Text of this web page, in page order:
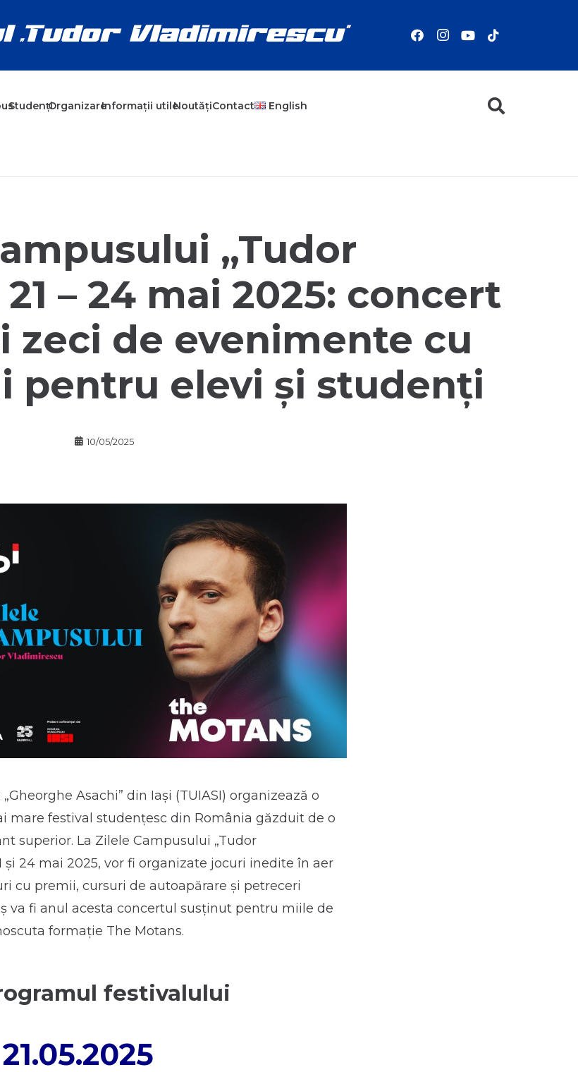
StudențiOrganizareInformații utileNoutățiContact English
„Tudor
– 24 mai 2025: concert
zeci de evenimente cu
pentru elevi și studenți
10/05/2025
Asachi” din Iași (TUIASI) organizează o
mare festival studențesc din România găzduit de o
superior. La Zilele Campusului „Tudor
și 24 mai 2025, vor fi organizate jocuri inedite în aer
cu premii, cursuri de autoapărare și petreceri
va fi anul acesta concertul susținut pentru miile de
formație The Motans.
festivalului